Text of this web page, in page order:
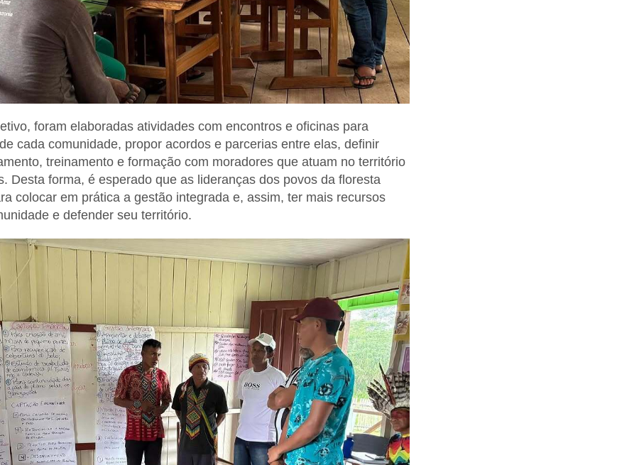
foram elaboradas atividades com encontros e oficinas para
cada comunidade, propor acordos e parcerias entre elas, definir
treinamento e formação com moradores que atuam no território
Desta forma, é esperado que as lideranças dos povos da floresta
colocar em prática a gestão integrada e, assim, ter mais recursos
e defender seu território.